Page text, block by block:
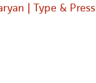
| Type & Press